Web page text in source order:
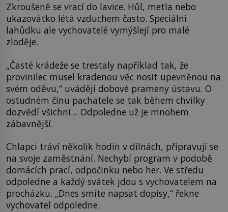
Zkroušeně se vrací do lavice. Hůl, metla nebo
ukazovátko létá vzduchem často. Speciální
lahůdku ale vychovatelé vymýšlejí pro malé
zloděje.
„Časté krádeže se trestaly například tak, že
provinilec musel kradenou věc nosit upevněnou na
svém oděvu,“ uvádějí dobové prameny ústavu. O
ostudném činu pachatele se tak během chvilky
dozvědí všichni… Odpoledne už je mnohem
zábavnější.
Chlapci tráví několik hodin v dílnách, připravují se
na svoje zaměstnání. Nechybí program v podobě
domácích prací, odpočinku nebo her. Ve středu
odpoledne a každý svátek jdou s vychovatelem na
procházku. „Dnes smíte napsat dopisy,“ řekne
vychovatel odpoledne.